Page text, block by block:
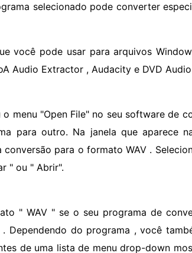
selecionado pode converter
você pode usar para arquivos
Audio Extractor , Audacity e DVD
menu "Open File" no seu software de
para outro. Na janela que aparece
para o formato WAV .
" ou " Abrir".
" WAV " se o seu programa de
Dependendo do programa , você
de uma lista de menu drop-down